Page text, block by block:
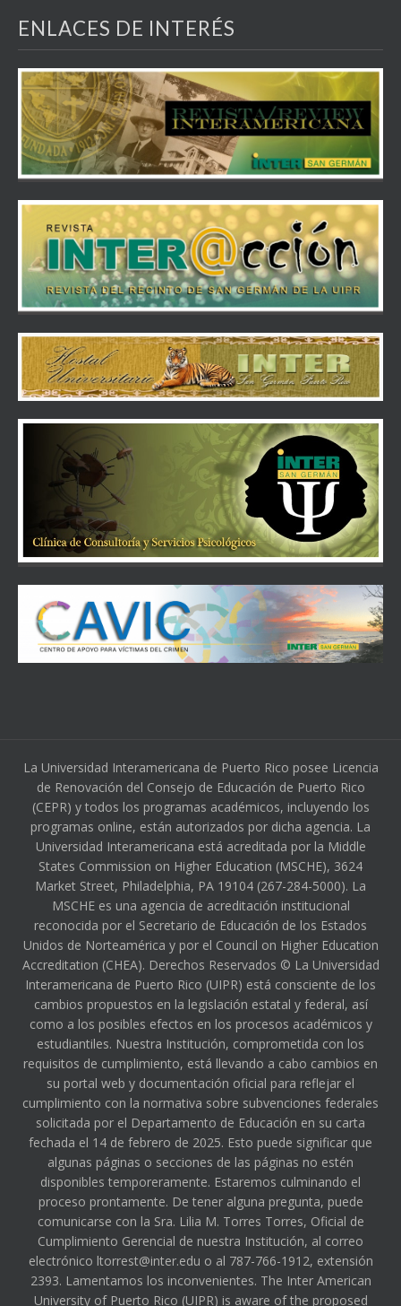
ENLACES DE INTERÉS
La Universidad Interamericana de Puerto Rico posee Licencia
de Renovación del Consejo de Educación de Puerto Rico
(CEPR) y todos los programas académicos, incluyendo los
programas online, están autorizados por dicha agencia. La
Universidad Interamericana está acreditada por la Middle
States Commission on Higher Education (MSCHE), 3624
Market Street, Philadelphia, PA 19104 (267-284-5000). La
MSCHE es una agencia de acreditación institucional
reconocida por el Secretario de Educación de los Estados
Unidos de Norteamérica y por el Council on Higher Education
Accreditation (CHEA). Derechos Reservados © La Universidad
Interamericana de Puerto Rico (UIPR) está consciente de los
cambios propuestos en la legislación estatal y federal, así
como a los posibles efectos en los procesos académicos y
estudiantiles. Nuestra Institución, comprometida con los
requisitos de cumplimiento, está llevando a cabo cambios en
su portal web y documentación oficial para reflejar el
cumplimiento con la normativa sobre subvenciones federales
solicitada por el Departamento de Educación en su carta
fechada el 14 de febrero de 2025. Esto puede significar que
algunas páginas o secciones de las páginas no estén
disponibles temporeramente. Estaremos culminando el
proceso prontamente. De tener alguna pregunta, puede
comunicarse con la Sra. Lilia M. Torres Torres, Oficial de
Cumplimiento Gerencial de nuestra Institución, al correo
electrónico ltorrest@inter.edu o al 787-766-1912, extensión
2393. Lamentamos los inconvenientes. The Inter American
University of Puerto Rico (UIPR) is aware of the proposed